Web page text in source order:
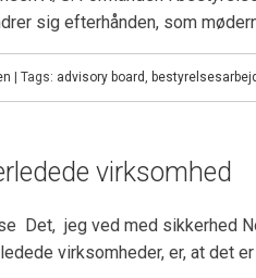
sig efterhånden, som
| Tags: advisory board,
virksomhed
Det, jeg ved med sikkerhed
virksomheder, er, at det